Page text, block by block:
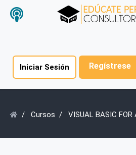
Iniciar Sesión Regístrese
Cursos VISUAL BASIC FOR